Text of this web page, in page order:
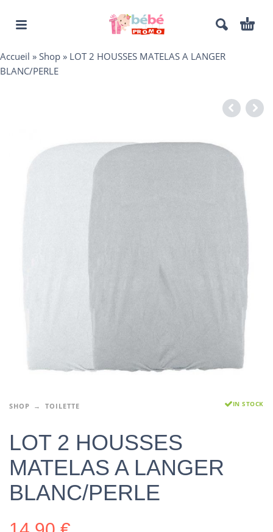
Accueil » Shop » LOT 2 HOUSSES MATELAS A LANGER
BLANC/PERLE
SHOP TOILETTE IN STOCK
LOT 2 HOUSSES
MATELAS A LANGER
BLANC/PERLE